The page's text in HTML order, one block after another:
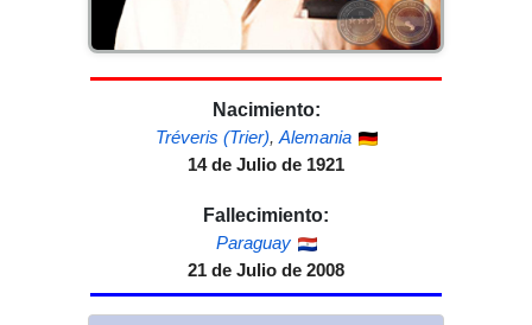
Nacimiento:
Tréveris (Trier),Alemania
14 de Julio de 1921
Fallecimiento:
Paraguay
21 de Julio de 2008